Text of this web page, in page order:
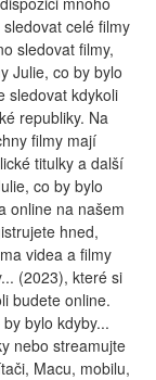
celé filmy
sledovat filmy,
Julie, co by bylo
sledovat kdykoli
republiky. Na
filmy mají
titulky a další
co by bylo
online na našem
hned,
videa a filmy
(2023), které si
budete online.
bylo kdyby...
nebo streamujte
Macu, mobilu,